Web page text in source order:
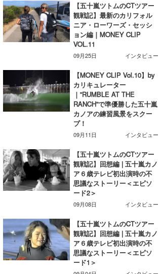
【五十嵐ツトムのCTツアー
観戦記】最新のカリフォル
ニア・ローワーズ・セッシ
ョン編｜MONEY CLIP
VOL.11
09月25日 インタビュー
【MONEY CLIP Vol.10】by
カリキュレーター
｜”RUMBLE AT THE
RANCH”で準優勝した五十嵐
カノアの練習風景をスクー
プ！
09月11日 インタビュー
【五十嵐ツトムのCTツアー
観戦記】回想編 | 五十嵐カノ
ア６歳テレビ初出演時の不
思議なストーリー＜エピソ
ード2＞
09月08日 インタビュー
【五十嵐ツトムのCTツアー
観戦記】回想編 | 五十嵐カノ
ア６歳テレビ初出演時の不
思議なストーリー＜エピソ
ード1＞
Core Surf Japan
Naoya Kimoto
mitsuteru Kamio
Yasunari Inoue
Yoshiyuki Obata
DELTA FORCE SURF
CBA Films
熊谷素子
メディア
Colors MAGAZINE
WAVAL
波伝説アンバサダー/プロライダー
福島寿実子
中浦“JET”章
田原啓江
植村未来
大野”MAR”修聖
喜納海人
波伝説スタッフ
☆加藤
chan-U
ECE
H
KID
波伝説